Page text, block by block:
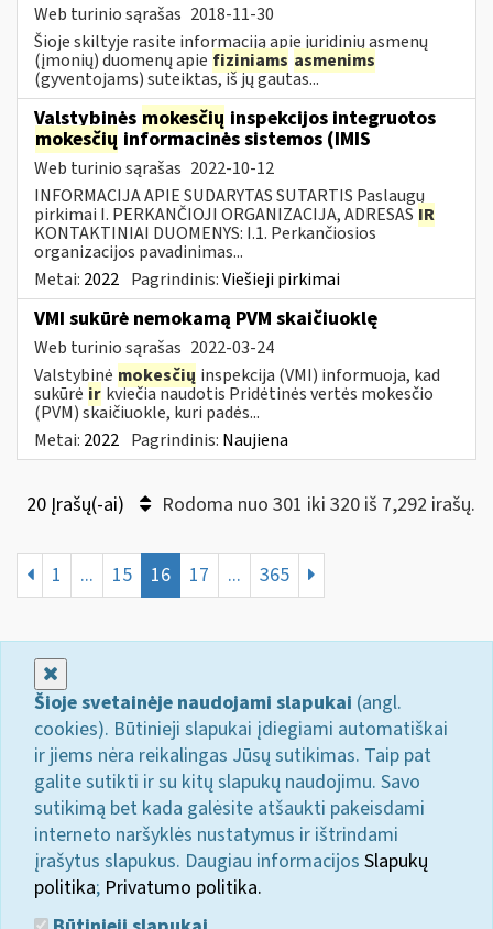
Web turinio sąrašas 2018-11-30
Šioje skiltyje rasite informaciją apie juridinių asmenų
(įmonių) duomenų apie fiziniams asmenims
(gyventojams) suteiktas, iš jų gautas...
Valstybinės mokesčių inspekcijos integruotos
mokesčių informacinės sistemos (IMIS
Web turinio sąrašas 2022-10-12
INFORMACIJA APIE SUDARYTAS SUTARTIS Paslaugų
pirkimai I. PERKANČIOJI ORGANIZACIJA, ADRESAS IR
KONTAKTINIAI DUOMENYS: I.1. Perkančiosios
organizacijos pavadinimas...
Metai: 2022 Pagrindinis:Viešieji pirkimai
VMI sukūrė nemokamą PVM skaičiuoklę
Web turinio sąrašas 2022-03-24
Valstybinė mokesčių inspekcija (VMI) informuoja, kad
sukūrė ir kviečia naudotis Pridėtinės vertės mokesčio
(PVM) skaičiuokle, kuri padės...
Metai: 2022 Pagrindinis: Naujiena
20 Įrašų(-ai) Rodoma nuo 301 iki 320 iš 7,292 irašų.
1 ... 15 16 17 ... 365
Šioje svetainėje naudojami slapukai (angl.
cookies). Būtinieji slapukai įdiegiami automatiškai
ir jiems nėra reikalingas Jūsų sutikimas. Taip pat
galite sutikti ir su kitų slapukų naudojimu. Savo
sutikimą bet kada galėsite atšaukti pakeisdami
interneto naršyklės nustatymus ir ištrindami
įrašytus slapukus. Daugiau informacijos Slapukų
politika; Privatumo politika.